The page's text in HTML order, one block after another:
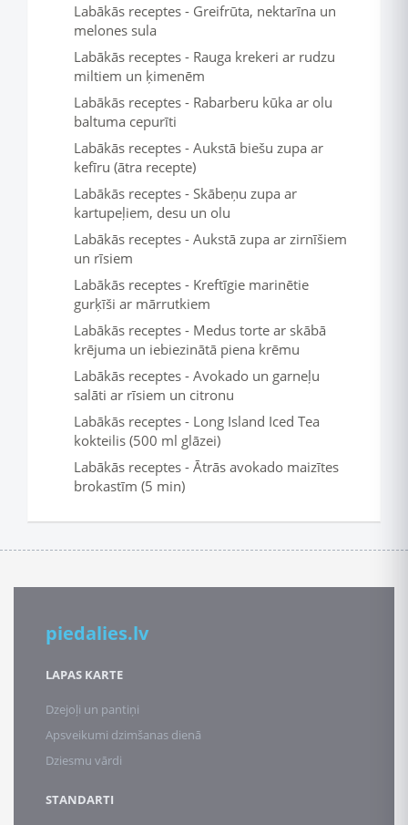
Labākās receptes - Greifrūta, nektarīna un
melones sula
Labākās receptes - Rauga krekeri ar rudzu
miltiem un ķimenēm
Labākās receptes - Rabarberu kūka ar olu
baltuma cepurīti
Labākās receptes - Aukstā biešu zupa ar
kefīru (ātra recepte)
Labākās receptes - Skābeņu zupa ar
kartupeļiem, desu un olu
Labākās receptes - Aukstā zupa ar zirnīšiem
un rīsiem
Labākās receptes - Kreftīgie marinētie
gurķīši ar mārrutkiem
Labākās receptes - Medus torte ar skābā
krējuma un iebiezinātā piena krēmu
Labākās receptes - Avokado un garneļu
salāti ar rīsiem un citronu
Labākās receptes - Long Island Iced Tea
kokteilis (500 ml glāzei)
Labākās receptes - Ātrās avokado maizītes
brokastīm (5 min)
piedalies.lv
LAPAS KARTE
Dzejoļi un pantiņi
Apsveikumi dzimšanas dienā
Dziesmu vārdi
STANDARTI